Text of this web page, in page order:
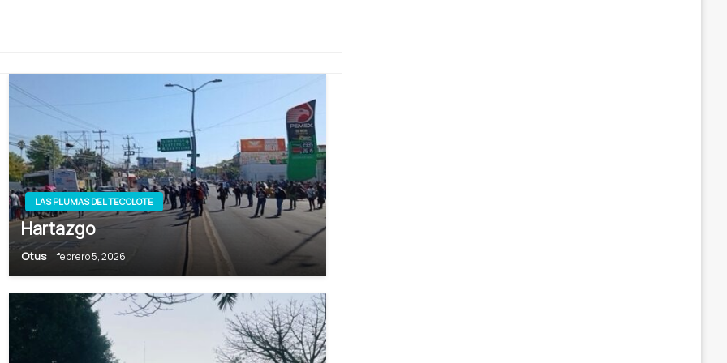
LAS PLUMAS DEL TECOLOTE
Hartazgo
Otus febrero 5, 2026